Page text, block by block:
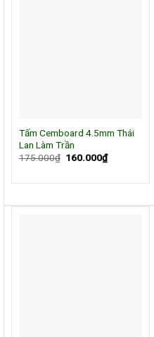
Tấm Cemboard 4.5mm Thái
Lan Làm Trần
175.000₫ Giá
175.000₫.
160.000₫Giá
hiện
là: